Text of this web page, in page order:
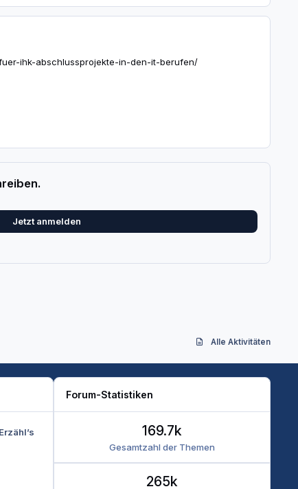
ihk-abschlussprojekte-in-den-it-berufen/
Jetzt anmelden
Alle Aktivitäten
Forum-Statistiken
Gesamtzahl der Themen
169.7k
265k